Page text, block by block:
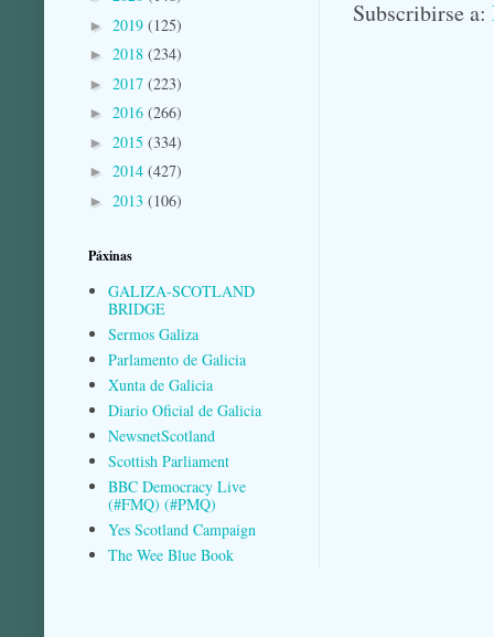
Subscribirse a:
► 2019 (125)
► 2018 (234)
► 2017 (223)
► 2016 (266)
► 2015 (334)
► 2014 (427)
► 2013 (106)
Páxinas
GALIZA-SCOTLAND
BRIDGE
Sermos Galiza
Parlamento de Galicia
Xunta de Galicia
Diario Oficial de Galicia
NewsnetScotland
Scottish Parliament
BBC Democracy Live
(#FMQ) (#PMQ)
Yes Scotland Campaign
The Wee Blue Book